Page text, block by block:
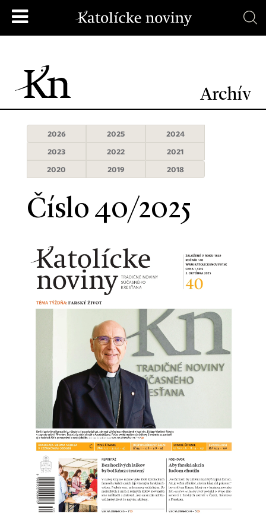
Archív
2026 2025
2024
2023
2022
2021
2020
2019 2018
Číslo 40/2025